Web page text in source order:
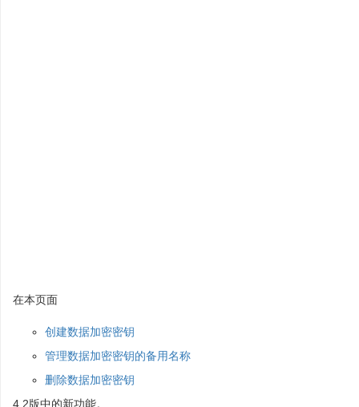
在本页面
创建数据加密密钥
管理数据加密密钥的备用名称
删除数据加密密钥
4.2版中的新功能。